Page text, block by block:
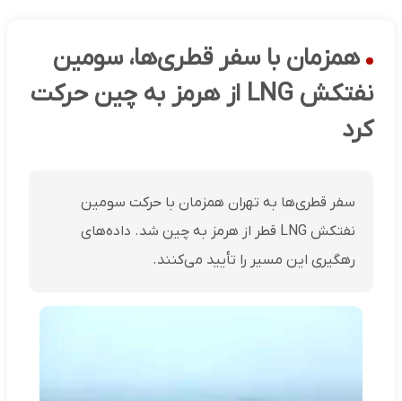
همزمان با سفر قطری‌ها، سومین
نفتکش LNG از هرمز به چین حرکت
کرد
سفر قطری‌ها به تهران همزمان با حرکت سومین
نفتکش LNG قطر از هرمز به چین شد. داده‌های
رهگیری این مسیر را تأیید می‌کنند.